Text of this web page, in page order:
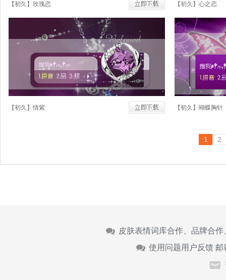
【初久】玫瑰恋 【初久】心之恋
【初久】情紫 【初久】蝴蝶胸针
1 2
皮肤表情词库合作、品牌合
使用问题用户反馈 邮